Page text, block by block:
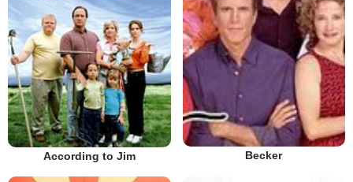
According to Jim Becker